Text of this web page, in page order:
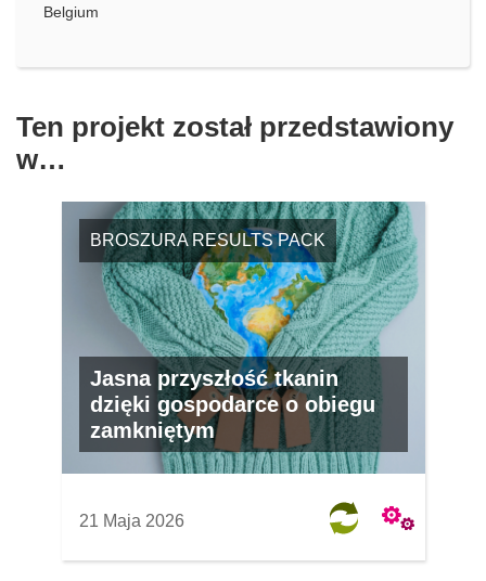
Belgium
Ten projekt został przedstawiony
w…
BROSZURA RESULTS PACK
Jasna przyszłość tkanin
dzięki gospodarce o obiegu
zamkniętym
21 Maja 2026